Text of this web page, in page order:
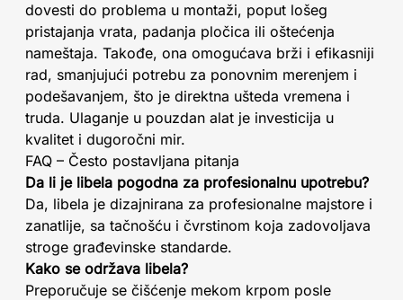
dovesti do problema u montaži, poput lošeg
pristajanja vrata, padanja pločica ili oštećenja
nameštaja. Takođe, ona omogućava brži i efikasniji
rad, smanjujući potrebu za ponovnim merenjem i
podešavanjem, što je direktna ušteda vremena i
truda. Ulaganje u pouzdan alat je investicija u
kvalitet i dugoročni mir.
FAQ – Često postavljana pitanja
Da li je libela pogodna za profesionalnu upotrebu?
Da, libela je dizajnirana za profesionalne majstore i
zanatlije, sa tačnošću i čvrstinom koja zadovoljava
stroge građevinske standarde.
Kako se održava libela?
Preporučuje se čišćenje mekom krpom posle